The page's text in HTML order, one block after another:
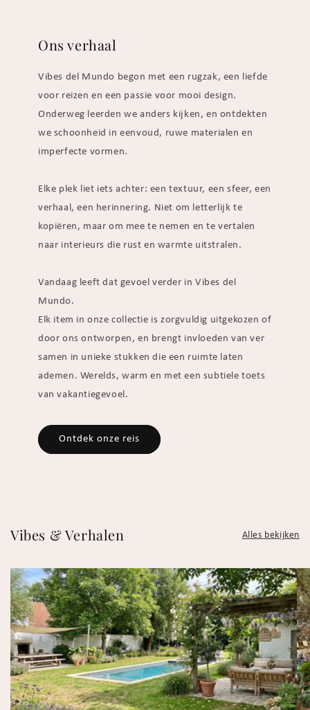
Ons verhaal
Vibes del Mundo begon met een rugzak, een liefde
voor reizen en een passie voor mooi design.
Onderweg leerden we anders kijken, en ontdekten
we schoonheid in eenvoud, ruwe materialen en
imperfecte vormen.
Elke plek liet iets achter: een textuur, een sfeer, een
verhaal, een herinnering. Niet om letterlijk te
kopiëren, maar om mee te nemen en te vertalen
naar interieurs die rust en warmte uitstralen.
Vandaag leeft dat gevoel verder in Vibes del
Mundo.
Elk item in onze collectie is zorgvuldig uitgekozen of
door ons ontworpen, en brengt invloeden van ver
samen in unieke stukken die een ruimte laten
ademen. Werelds, warm en met een subtiele toets
van vakantiegevoel.
Ontdek onze reis
Vibes & Verhalen Alles bekijken